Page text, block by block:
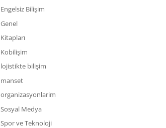
Engelsiz Bilişim
Genel
Kitapları
Kobilişim
lojistikte bilişim
manset
organizasyonlarim
Sosyal Medya
Spor ve Teknoloji